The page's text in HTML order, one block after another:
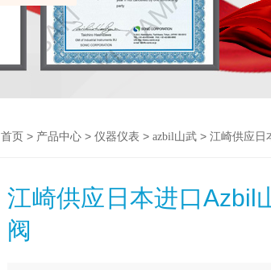
首页> 产品中心> 仪器仪表 > azbil山武> 江崎供应日
江崎供应日本进口Azbil
阀